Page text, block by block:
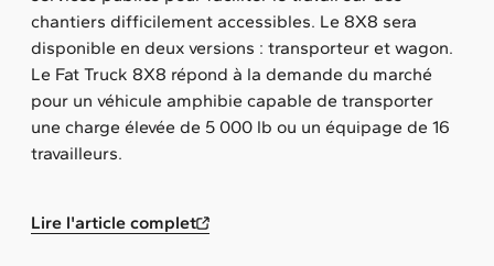
chantiers difficilement accessibles. Le 8X8 sera
disponible en deux versions : transporteur et wagon.
Le Fat Truck 8X8 répond à la demande du marché
pour un véhicule amphibie capable de transporter
une charge élevée de 5 000 lb ou un équipage de 16
travailleurs.
Lire l'article complet